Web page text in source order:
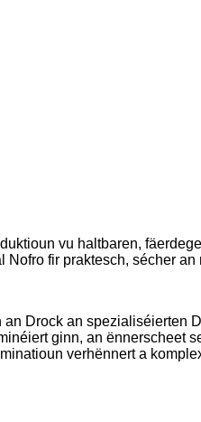
vu haltbaren,
fir praktesch, sécher
Drock an spezialiséierten
ginn, an ënnerscheet
verhënnert a